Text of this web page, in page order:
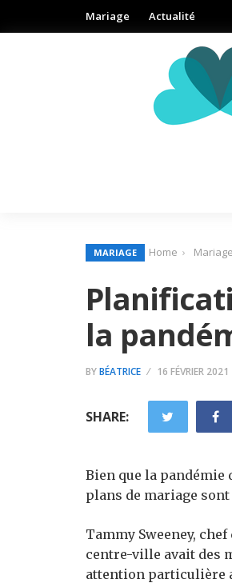
Mariage Actualité
MARIAGE Home Mariage
la
BYBÉATRICE 16 FÉVRIER 2021
SHARE:
Bien que la pandémie
plans de mariage
Tammy Sweeney,
centre-ville avait des
attention particulière